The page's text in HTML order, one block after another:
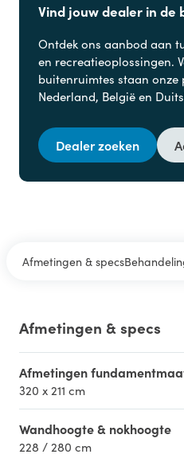
Vind jouw dealer in de
Ontdek ons aanbod aan
en recreatieoplossingen.
buitenruimtes staan onze
Nederland, België en
Dealer zoeken
Afmetingen & specs
Afmetingen & specs
Afmetingen
320 x 211 cm
Wandhoogte & nokhoogte
228 / 280 cm